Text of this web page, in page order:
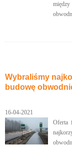
między
Wybraliśmy
budowę
16-04-2021
Oferta